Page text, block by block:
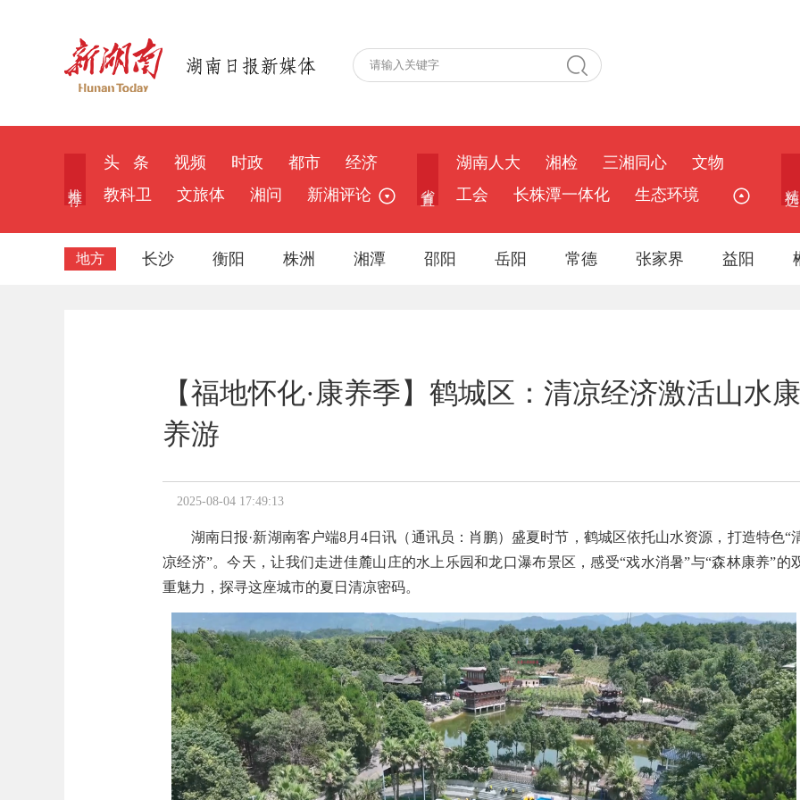
头 条 视频 时政 都市
经济
教科卫
文旅体 湘问 新湘评论
湖南人大 湘检 三湘同心
文物
工会
长株潭一体化 生态环境
地方 长沙 衡阳 株洲 湘潭 邵阳 岳阳 常德 张家界 益阳
【福地怀化·康养季】鹤城区：清凉经济激活山水康
养游
2025-08-04 17:49:13
湖南日报·新湖南客户端8月4日讯（通讯员：肖鹏）盛夏时节，鹤城区依托山水资源，打造特色“
凉经济”。今天，让我们走进佳麓山庄的水上乐园和龙口瀑布景区，感受“戏水消暑”与“森林康养”的
重魅力，探寻这座城市的夏日清凉密码。